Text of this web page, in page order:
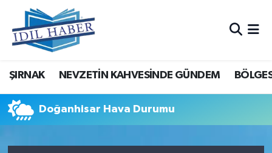
ŞIRNAK NEVZETİN KAHVESİNDE GÜNDEM
Doğanhisar Hava Durumu
Nöbetçi Eczaneler
Hava Durumu
Trafik Durumu